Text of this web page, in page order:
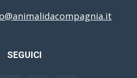
SEGUICI